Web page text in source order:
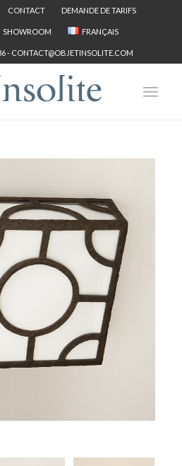
CONTACT DEMANDE DE TARIFS
SHOWROOM FRANÇAIS
- CONTACT@OBJETINSOLITE.COM